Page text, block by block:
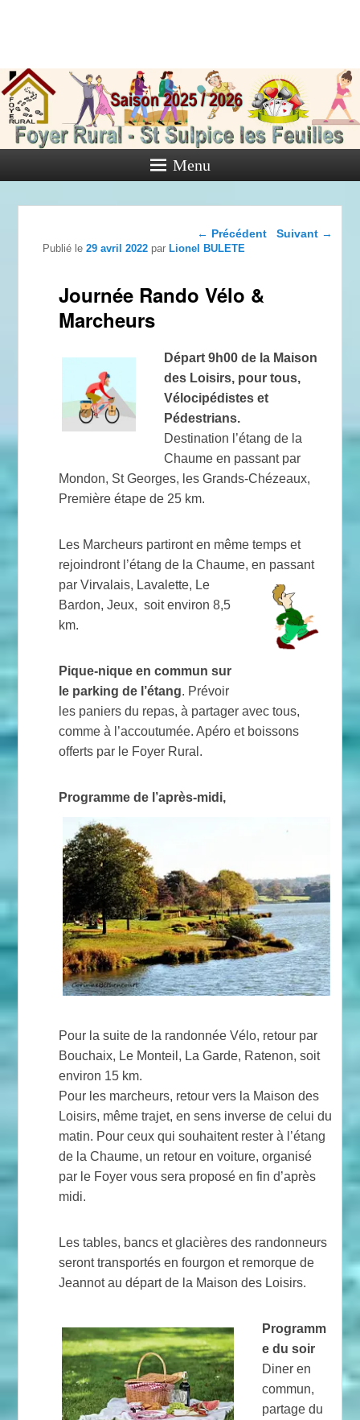
de Saint
Sulpice les
Feuilles
Activités diverses de l'Association
Menu
Navigation dans les
← Précédent Suivant →
Publié le29 avril 2022 parLionel BULETE
Journée Rando Vélo &
Marcheurs
Départ 9h00 de la Maison
des Loisirs, pour tous,
Vélocipédistes et
Pédestrians.
Destination l’étang de la
Chaume en passant par
Mondon, St Georges, les Grands-Chézeaux,
Première étape de 25 km.
Les Marcheurs partiront en même temps et
rejoindront l’étang de la Chaume, en passant
par Virvalais, Lavalette, Le
Bardon, Jeux, soit environ 8,5
km.
Pique-nique en commun sur
le parking de l’étang. Prévoir
les paniers du repas, à partager avec tous,
comme à l’accoutumée. Apéro et boissons
offerts par le Foyer Rural.
Programme de l’après-midi,
Pour la suite de la randonnée Vélo, retour par
Bouchaix, Le Monteil, La Garde, Ratenon, soit
environ 15 km.
Pour les marcheurs, retour vers la Maison des
Loisirs, même trajet, en sens inverse de celui du
matin. Pour ceux qui souhaitent rester à l’étang
de la Chaume, un retour en voiture, organisé
par le Foyer vous sera proposé en fin d’après
midi.
Les tables, bancs et glacières des randonneurs
seront transportés en fourgon et remorque de
Jeannot au départ de la Maison des Loisirs.
Programm
e du soir
Diner en
commun,
partage du